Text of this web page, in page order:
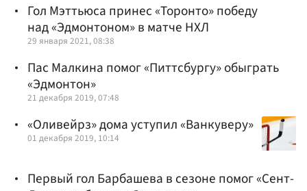
Гол Мэттьюса принес «Торонто» победу
над «Эдмонтоном» в матче НХЛ
29 января 2021, 08:38
Пас Малкина помог «Питтсбургу» обыграть
«Эдмонтон»
21 декабря 2019, 07:48
«Оливейрз» дома уступил «Ванкуверу»
01 декабря 2019, 10:14
Первый гол Барбашева в сезоне помог «Сент-